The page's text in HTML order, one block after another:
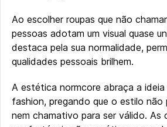
Ao escolher roupas que não
pessoas adotam um visual quase
destaca pela sua normalidade,
qualidades pessoais brilhem.
A estética normcore abraça a ideia
fashion, pregando que o estilo não
nem chamativo para ser válido. As